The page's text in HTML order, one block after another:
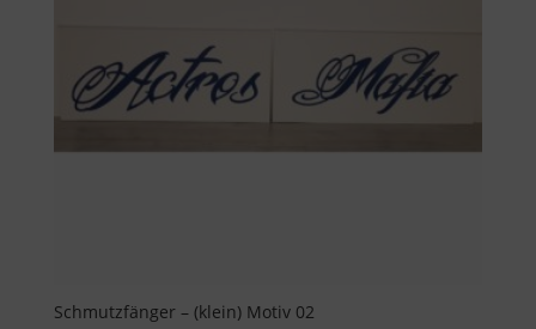
Schmutzfänger – (klein) Motiv 02